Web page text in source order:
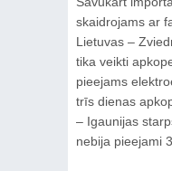
skaidrojams ar
Lietuvas –
tika veikti
pieejams
trīs dienas
– Igaunijas
nebija pieejami